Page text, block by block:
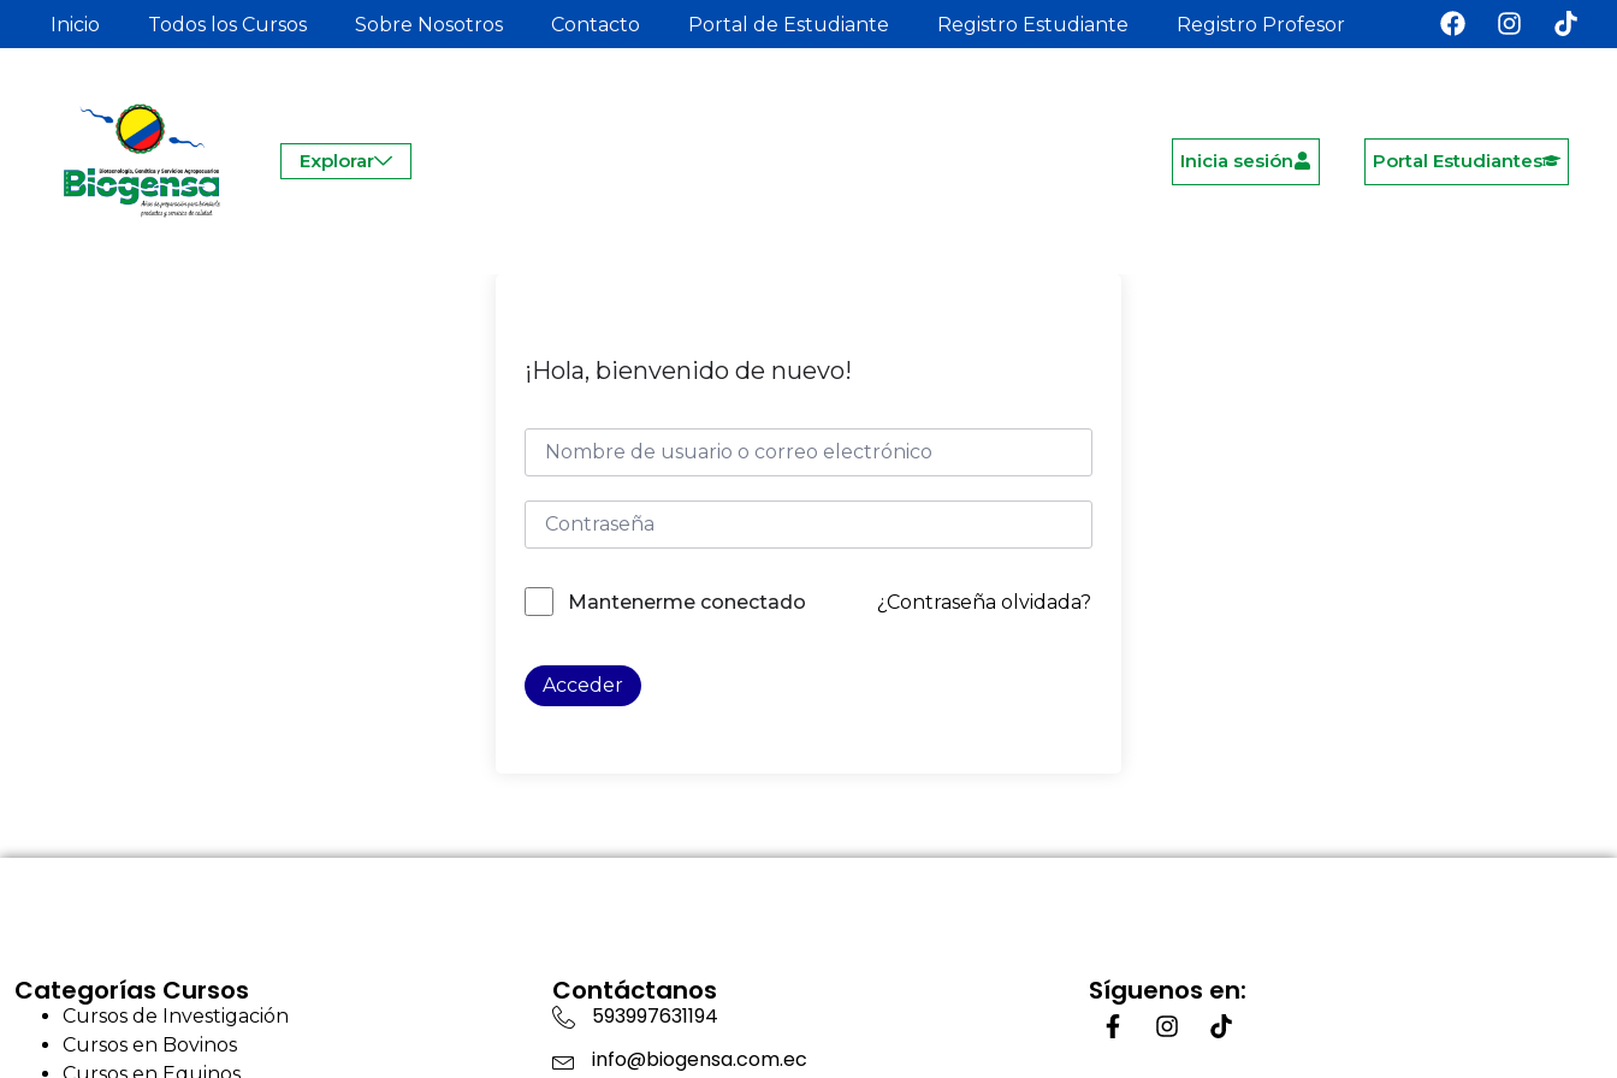
Inicio Todos los Cursos Sobre Nosotros Contacto Portal de Estudiante Registro Estudiante Registro Profesor
Explorar Inicia sesión Portal Estudiantes
¡Hola, bienvenido de nuevo!
Mantenerme conectado ¿Contraseña olvidada?
Acceder
Categorías Cursos
Cursos de Investigación
Cursos en Bovinos
Contáctanos
593997631194
info@biogensa.com.ec
Síguenos en: